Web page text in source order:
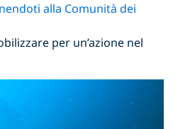
alla Comunità dei
per un’azione nel